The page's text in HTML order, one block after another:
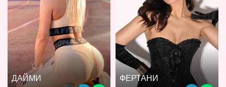
ДАЙМИ ФЕРТАНИ